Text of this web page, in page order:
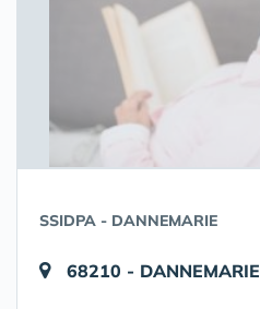
SSIDPA - DANNEMARIE
68210 - DANNEMARIE